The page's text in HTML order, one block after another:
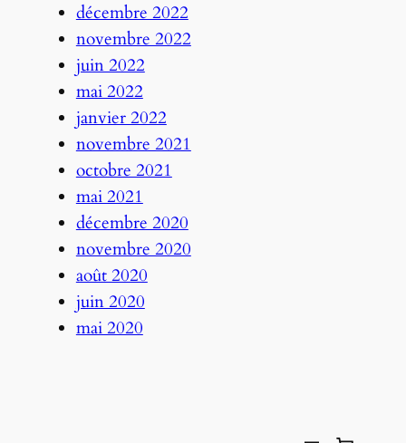
décembre 2022
novembre 2022
juin 2022
mai 2022
janvier 2022
novembre 2021
octobre 2021
mai 2021
décembre 2020
novembre 2020
août 2020
juin 2020
mai 2020